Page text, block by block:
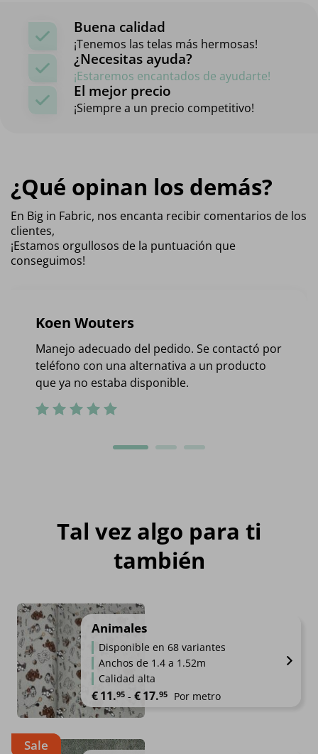
Buena calidad
¡Tenemos las telas más hermosas!
¿Necesitas ayuda?
¡Estaremos encantados de ayudarte!
El mejor precio
¡Siempre a un precio competitivo!
¿Qué opinan los demás?
En Big in Fabric, nos encanta recibir comentarios de los
clientes,
¡Estamos orgullosos de la puntuación que
conseguimos!
Koen Wouters
Manejo adecuado del pedido. Se contactó por
teléfono con una alternativa a un producto
que ya no estaba disponible.
Tal vez algo para ti
también
Animales
Disponible en 68 variantes
Anchos de 1.4 a 1.52m
Calidad alta
€11.95 - €17.95 Rango de precios: desde
Por metro
Sale